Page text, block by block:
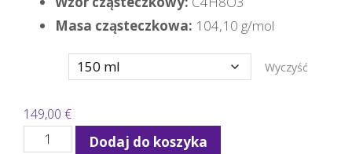
Masa cząsteczkowa: 104,10 g/mol
Wyczyść
149,00 €
ilość
Dodaj do koszyka